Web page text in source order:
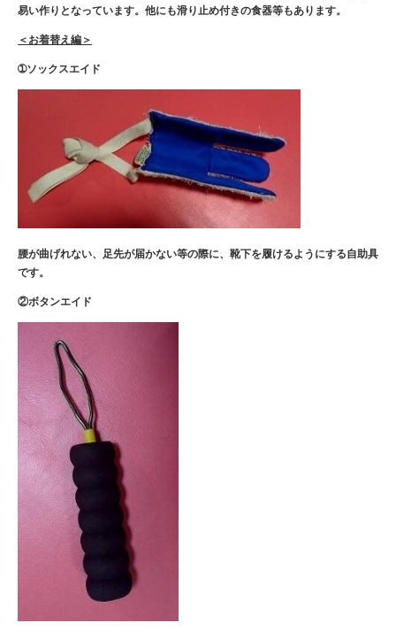
易い作りとなっています。他にも滑り止め付きの食器等もあります。
＜お着替え編＞
➀ソックスエイド
腰が曲げれない、足先が届かない等の際に、靴下を履けるようにする自助具
です。
②ボタンエイド